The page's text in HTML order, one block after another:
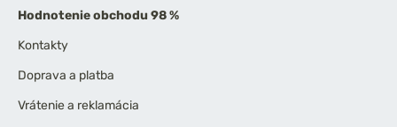
Hodnotenie obchodu 98 %
Kontakty
Doprava a platba
Vrátenie a reklamácia